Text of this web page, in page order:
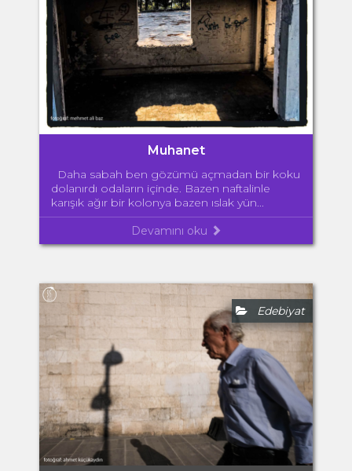
Muhanet
Daha sabah ben gözümü açmadan bir koku
dolanırdı odaların içinde. Bazen naftalinle
karışık ağır bir kolonya bazen ıslak yün...
Devamını oku
Edebiyat